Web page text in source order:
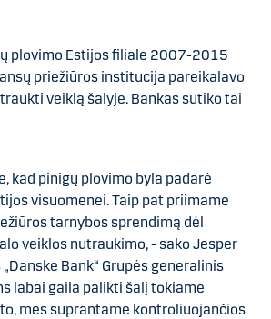
plovimo Estijos filiale 2007-2015
priežiūros institucija pareikalavo
veiklą šalyje. Bankas sutiko tai
kad pinigų plovimo byla padarė
visuomenei. Taip pat priimame
tarnybos sprendimą dėl
veiklos nutraukimo, - sako Jesper
Bank“ Grupės generalinis
labai gaila palikti šalį tokiame
mes suprantame kontroliuojančios